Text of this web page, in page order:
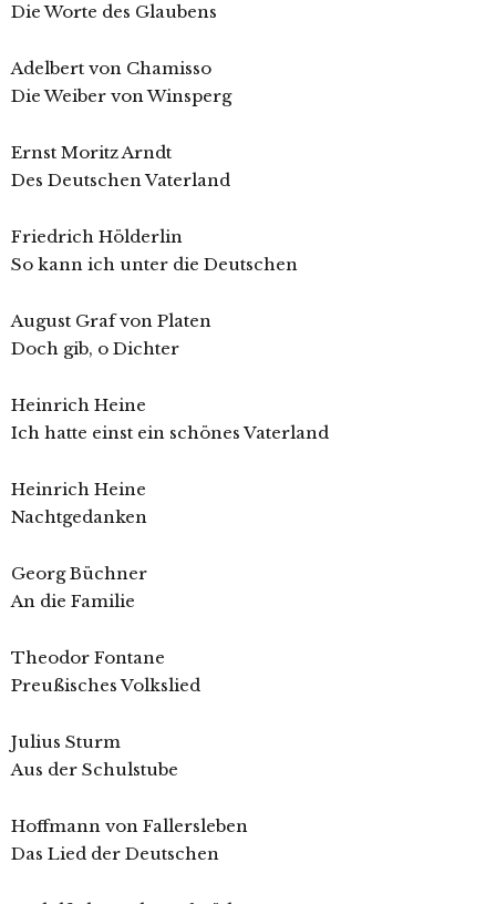
Die Worte des Glaubens
Adelbert von Chamisso
Die Weiber von Winsperg
Ernst Moritz Arndt
Des Deutschen Vaterland
Friedrich Hölderlin
So kann ich unter die Deutschen
August Graf von Platen
Doch gib, o Dichter
Heinrich Heine
Ich hatte einst ein schönes Vaterland
Heinrich Heine
Nachtgedanken
Georg Büchner
An die Familie
Theodor Fontane
Preußisches Volkslied
Julius Sturm
Aus der Schulstube
Hoffmann von Fallersleben
Das Lied der Deutschen